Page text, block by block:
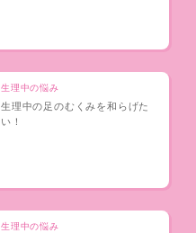
生理中の悩み
生理中の足のむくみを和らげた
い！
生理中の悩み